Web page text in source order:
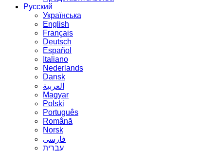
Русский
Українська
English
Français
Deutsch
Español
Italiano
Nederlands
Dansk
العربية
Magyar
Polski
Português
Română
Norsk
فارسی
עברית